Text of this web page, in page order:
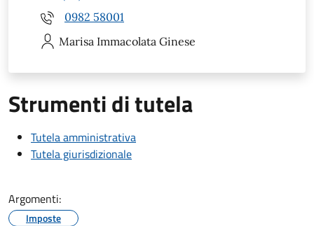
0982 58001
Marisa Immacolata Ginese
Strumenti di tutela
Tutela amministrativa
Tutela giurisdizionale
Argomenti:
Imposte